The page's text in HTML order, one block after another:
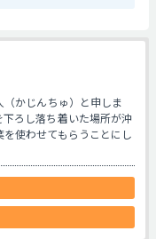
かじんちゅ）と申しま
ろし落ち着いた場所が沖
使わせてもらうことにし